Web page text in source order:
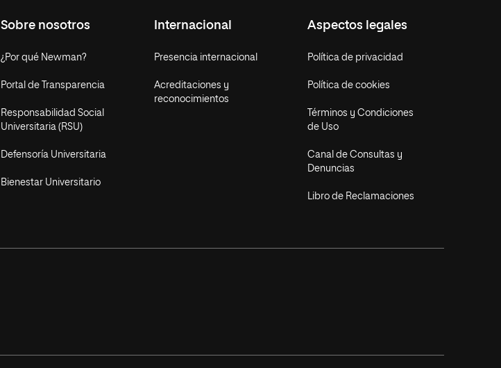
Sobre nosotros
¿Por qué Newman?
Portal de Transparencia
Responsabilidad Social
Universitaria (RSU)
Defensoría Universitaria
Bienestar Universitario
Internacional
Presencia internacional
Acreditaciones y
reconocimientos
Aspectos legales
Política de privacidad
Política de cookies
Términos y Condiciones
de Uso
Canal de Consultas y
Denuncias
Libro de Reclamaciones